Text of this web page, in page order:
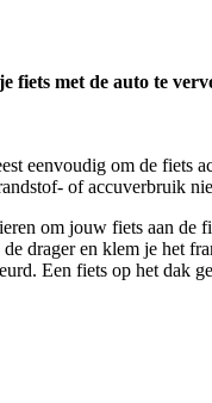
met de auto te
eenvoudig om de
of accuverbruik
om jouw fiets aan
drager en klem je het
Een fiets op het dak